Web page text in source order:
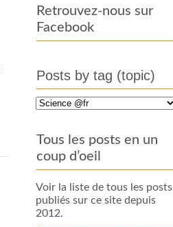
Retrouvez-nous sur
Facebook
Posts by tag (topic)
Tous les posts en un
coup d’oeil
Voir la liste de tous les posts
publiés sur ce site depuis
2012.